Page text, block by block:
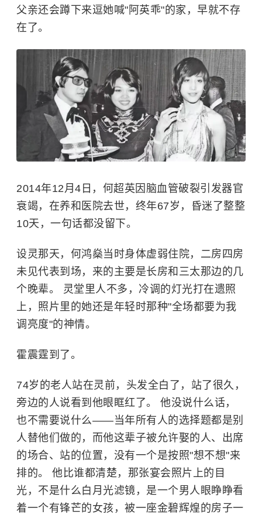
父亲还会蹲下来逗她喊"阿英乖"的家，早就不存
在了。
2014年12月4日，何超英因脑血管破裂引发器官
衰竭，在养和医院去世，终年67岁，昏迷了整整
10天，一句话都没留下。
设灵那天，何鸿燊当时身体虚弱住院，二房四房
未见代表到场，来的主要是长房和三太那边的几
个晚辈。 灵堂里人不多，冷调的灯光打在遗照
上，照片里的她还是年轻时那种"全场都要为我
调亮度"的神情。
霍震霆到了。
74岁的老人站在灵前，头发全白了，站了很久，
旁边的人说看到他眼眶红了。 他没说什么话，
也不需要说什么——当年所有人的选择题都是别
人替他们做的，而他这辈子被允许娶的人、出席
的场合、站的位置，没有一个是按照"想不想"来
排的。 他比谁都清楚，那张宴会照片上的目
光，不是什么白月光滤镜，是一个男人眼睁睁看
着一个有锋芒的女孩，被一座金碧辉煌的房子一